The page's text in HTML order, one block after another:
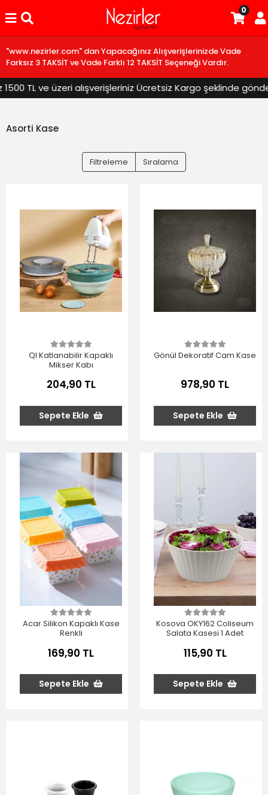
"www.nezirler.com" dan Yapacağınız Alışverişlerinizde Vade
Farksız 3 TAKSİT ve Vade Farklı 12 TAKSİT Seçeneği Vardır.
TL ve üzeri alışverişleriniz Ücretsiz Kargo şeklinde
0
Asorti Kase
Filtreleme Sıralama
Ql Katlanabilir Kapaklı
Mikser Kabı
204,90 TL
Sepete Ekle
Gönül Dekoratif Cam Kase
978,90 TL
Sepete Ekle
Acar Silikon Kapaklı Kase
Renkli
169,90 TL
Sepete Ekle
Kosova OKY162 Coliseum
Salata Kasesi 1 Adet
115,90 TL
Sepete Ekle